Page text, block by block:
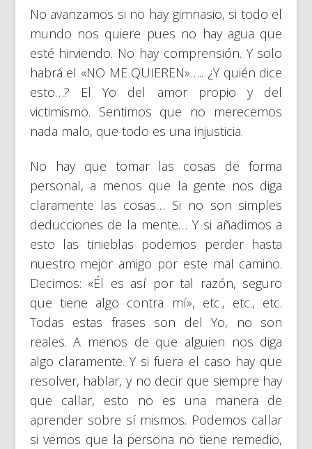
No avanzamos si no hay gimnasio, si todo el
mundo nos quiere pues no hay agua que
esté hirviendo. No hay comprensión. Y solo
habrá el «NO ME QUIEREN»….. ¿Y quién dice
esto…? El Yo del amor propio y del
victimismo. Sentimos que no merecemos
nada malo, que todo es una injusticia.
No hay que tomar las cosas de forma
personal, a menos que la gente nos diga
claramente las cosas… Si no son simples
deducciones de la mente… Y si añadimos a
esto las tinieblas podemos perder hasta
nuestro mejor amigo por este mal camino.
Decimos: «Él es así por tal razón, seguro
que tiene algo contra mí», etc., etc., etc.
Todas estas frases son del Yo, no son
reales. A menos de que alguien nos diga
algo claramente. Y si fuera el caso hay que
resolver, hablar, y no decir que siempre hay
que callar, esto no es una manera de
aprender sobre sí mismos. Podemos callar
si vemos que la persona no tiene remedio,